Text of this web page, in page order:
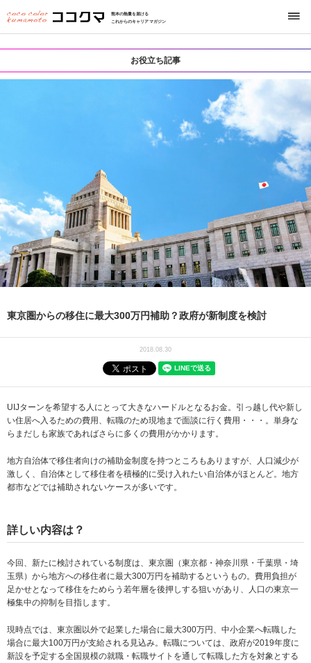
熊本の熱量を届ける
これからのキャリアマガジン
お役立ち記事
東京圏からの移住に最大300万円補助？政府が新制度を検討
2018.08.30
UIJターンを希望する人にとって大きなハードルとなるお金。引っ越し代や新し
い住居へ入るための費用、転職のため現地まで面談に行く費用・・・。単身な
らまだしも家族であればさらに多くの費用がかかります。
地方自治体で移住者向けの補助金制度を持つところもありますが、人口減少が
激しく、自治体として移住者を積極的に受け入れたい自治体がほとんど。地方
都市などでは補助されないケースが多いです。
詳しい内容は？
今回、新たに検討されている制度は、東京圏（東京都・神奈川県・千葉県・埼
玉県）から地方への移住者に最大300万円を補助するというもの。費用負担が
足かせとなって移住をためらう若年層を後押しする狙いがあり、人口の東京一
極集中の抑制を目指します。
現時点では、東京圏以外で起業した場合に最大300万円、中小企業へ転職した
場合に最大100万円が支給される見込み。転職については、政府が2019年度に
新設を予定する全国規模の就職・転職サイトを通して転職した方を対象とする